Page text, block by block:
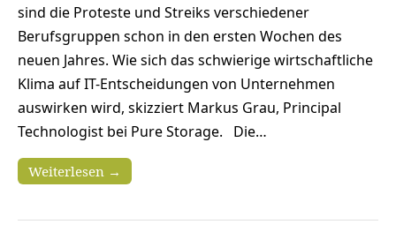
sind die Proteste und Streiks verschiedener
Berufsgruppen schon in den ersten Wochen des
neuen Jahres. Wie sich das schwierige wirtschaftliche
Klima auf IT-Entscheidungen von Unternehmen
auswirken wird, skizziert Markus Grau, Principal
Technologist bei Pure Storage. Die…
Weiterlesen →